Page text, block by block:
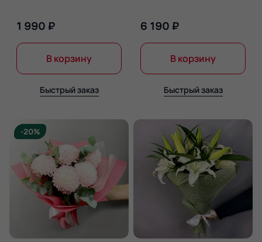
1 990 ₽
В корзину
Быстрый заказ
6 190 ₽
В корзину
Быстрый заказ
-20%